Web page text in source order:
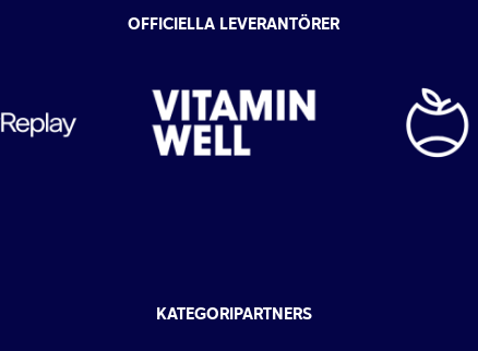
OFFICIELLA LEVERANTÖRER
KATEGORIPARTNERS